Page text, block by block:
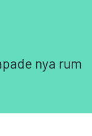
nya rum